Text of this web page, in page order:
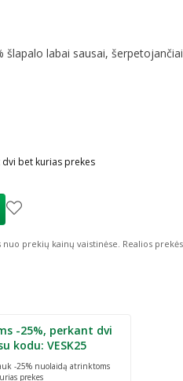
šlapalo labai sausai,
bet kurias prekes
prekių kainų vaistinėse. Realios
-25%, perkant dvi
kodu: VESK25
-25% nuolaidą atrinktoms
prekes